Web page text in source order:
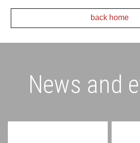
back home
News and